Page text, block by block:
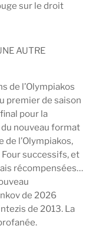
sur le droit
AUTRE
de l’Olympiakos
premier de saison
pour la
nouveau format
de l’Olympiakos,
successifs, et
récompensées…
de 2026
de 2013. La